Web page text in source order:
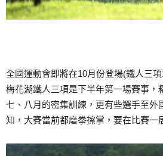
全國運動會即將在10月份登場(鐵人三
梅花湖鐵人三項是下半年第一場賽事，
七、八月的密集訓練，更有些選手至外
知，大賽當前都磨拳擦掌，要在比賽一